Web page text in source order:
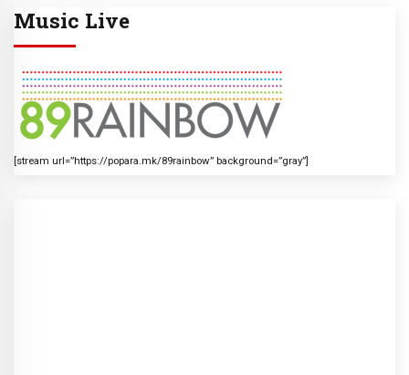
Music Live
[stream url=”https://popara.mk/89rainbow” background=”gray”]